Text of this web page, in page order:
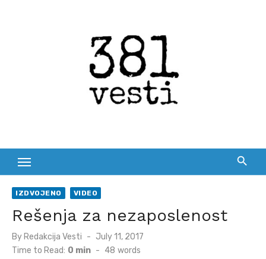
IZDVOJENO VIDEO
Rešenja za nezaposlenost
By Redakcija Vesti
Posted
July 11, 2017
Time to Read: 0 min - 48 words